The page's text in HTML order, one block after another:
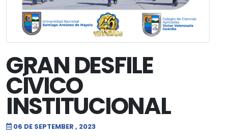
GRAN DESFILE
CÍVICO
INSTITUCIONAL
06 DE SEPTEMBER , 2023